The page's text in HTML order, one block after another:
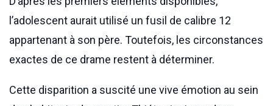
l’adolescent aurait utilisé un fusil de calibre 12
appartenant à son père. Toutefois, les circonstances
exactes de ce drame restent à déterminer.
Cette disparition a suscité une vive émotion au sein